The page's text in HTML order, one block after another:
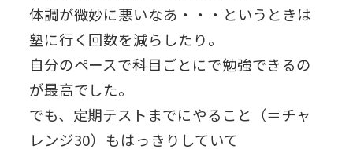
体調が微妙に悪いなあ・・・というときは
塾に行く回数を減らしたり。
自分のペースで科目ごとにで勉強できるの
が最高でした。
でも、定期テストまでにやること（＝チャ
レンジ30）もはっきりしていて